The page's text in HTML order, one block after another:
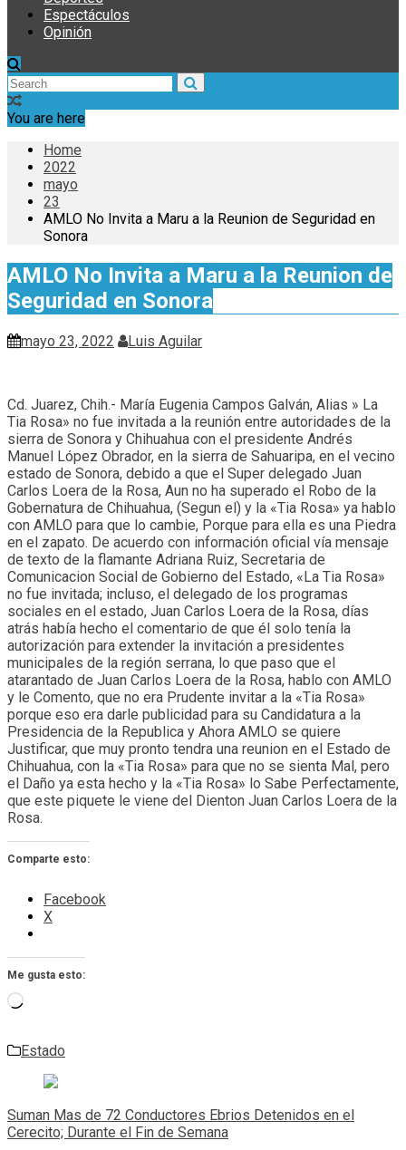
Espectáculos
Opinión
You are here
Home
2022
mayo
23
AMLO No Invita a Maru a la Reunion de Seguridad en
Sonora
AMLO No Invita a Maru a la Reunion de
Seguridad en Sonora
mayo 23, 2022 Luis Aguilar
Cd. Juarez, Chih.- María Eugenia Campos Galván, Alias » La
Tia Rosa» no fue invitada a la reunión entre autoridades de la
sierra de Sonora y Chihuahua con el presidente Andrés
Manuel López Obrador, en la sierra de Sahuaripa, en el vecino
estado de Sonora, debido a que el Super delegado Juan
Carlos Loera de la Rosa, Aun no ha superado el Robo de la
Gobernatura de Chihuahua, (Segun el) y la «Tia Rosa» ya hablo
con AMLO para que lo cambie, Porque para ella es una Piedra
en el zapato. De acuerdo con información oficial vía mensaje
de texto de la flamante Adriana Ruiz, Secretaria de
Comunicacion Social de Gobierno del Estado, «La Tia Rosa»
no fue invitada; incluso, el delegado de los programas
sociales en el estado, Juan Carlos Loera de la Rosa, días
atrás había hecho el comentario de que él solo tenía la
autorización para extender la invitación a presidentes
municipales de la región serrana, lo que paso que el
atarantado de Juan Carlos Loera de la Rosa, hablo con AMLO
y le Comento, que no era Prudente invitar a la «Tia Rosa»
porque eso era darle publicidad para su Candidatura a la
Presidencia de la Republica y Ahora AMLO se quiere
Justificar, que muy pronto tendra una reunion en el Estado de
Chihuahua, con la «Tia Rosa» para que no se sienta Mal, pero
el Daño ya esta hecho y la «Tia Rosa» lo Sabe Perfectamente,
que este piquete le viene del Dienton Juan Carlos Loera de la
Rosa.
Comparte esto:
Facebook
X
Me gusta esto:
Cargando...
Estado
Navegación
de
entradas
Suman Mas de 72 Conductores Ebrios Detenidos en el
Cerecito; Durante el Fin de Semana